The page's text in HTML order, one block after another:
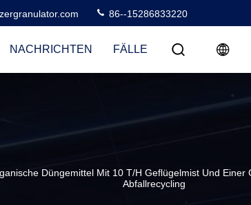
86--15286833220
NACHRICHTEN FÄLLE
Düngemittel Mit 10 T/h Geflügelmist Und Einer
Abfallrecycling